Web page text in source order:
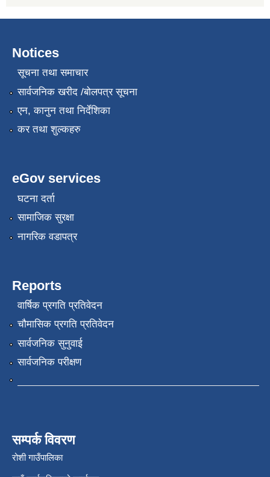
Notices
सूचना तथा समाचार
सार्वजनिक खरीद /बोलपत्र सूचना
एन, कानुन तथा निर्देशिका
कर तथा शुल्कहरु
eGov services
घटना दर्ता
सामाजिक सुरक्षा
नागरिक वडापत्र
Reports
वार्षिक प्रगति प्रतिवेदन
चौमासिक प्रगति प्रतिवेदन
सार्वजनिक सुनुवाई
सार्वजनिक परीक्षण
सम्पर्क विवरण
रोशी गाउँपालिका